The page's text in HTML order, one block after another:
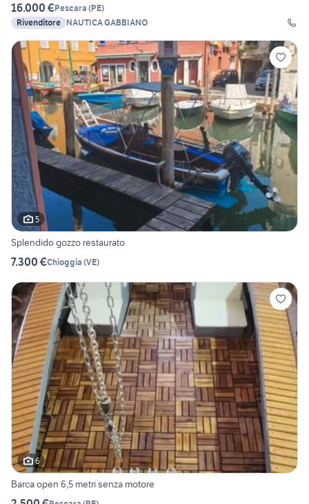
16.000 €Pescara (PE)
Rivenditore NAUTICA GABBIANO
5
Splendido gozzo restaurato
7.300 €Chioggia (VE)
6
Barca open 6,5 metri senza motore